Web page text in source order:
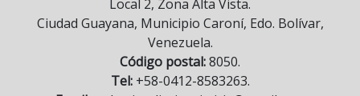
Local 2, Zona Alta Vista.
Ciudad Guayana, Municipio Caroní, Edo. Bolívar,
Venezuela.
Código postal:8050.
Tel:+58-0412-8583263.